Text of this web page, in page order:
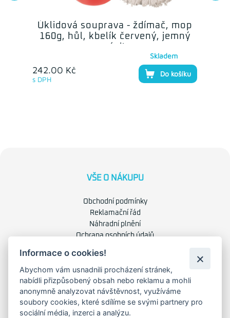
Úklidová souprava - ždímač, mop
160g, hůl, kbelík červený, jemný
242.00 Kč
s DPH
Skladem
Do košíku
VŠE O NÁKUPU
Obchodní podmínky
Reklamační řád
Náhradní plnění
Ochrana osobních údajů
O NÁS
O společnosti
Kariéra
Informace o cookies!
Abychom vám usnadnili procházení stránek,
nabídli přizpůsobený obsah nebo reklamu a mohli
anonymně analyzovat návštěvnost, využíváme
soubory cookies, které sdílíme se svými partnery pro
sociální média, inzerci a analýzu.